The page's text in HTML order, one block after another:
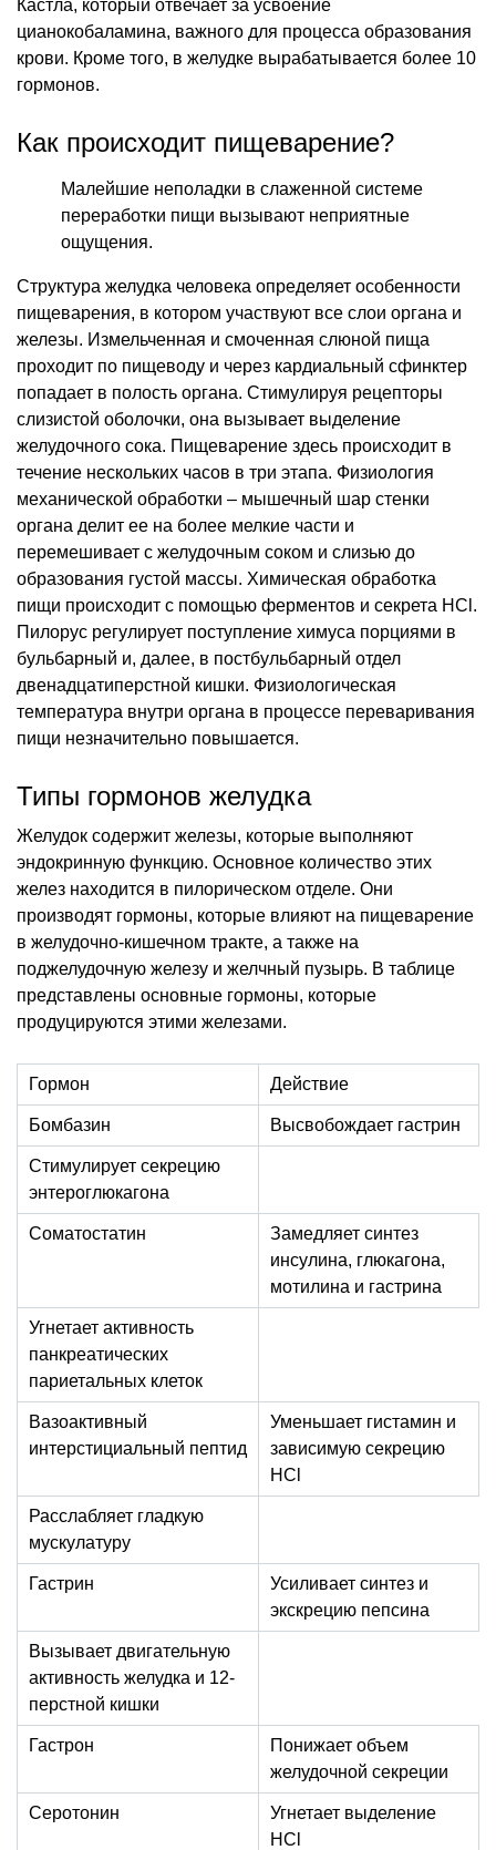
Кастла, который отвечает за усвоение
цианокобаламина, важного для процесса образования
крови. Кроме того, в желудке вырабатывается более 10
гормонов.
Как происходит пищеварение?
Малейшие неполадки в слаженной системе
переработки пищи вызывают неприятные
ощущения.
Структура желудка человека определяет особенности
пищеварения, в котором участвуют все слои органа и
железы. Измельченная и смоченная слюной пища
проходит по пищеводу и через кардиальный сфинктер
попадает в полость органа. Стимулируя рецепторы
слизистой оболочки, она вызывает выделение
желудочного сока. Пищеварение здесь происходит в
течение нескольких часов в три этапа. Физиология
механической обработки – мышечный шар стенки
органа делит ее на более мелкие части и
перемешивает с желудочным соком и слизью до
образования густой массы. Химическая обработка
пищи происходит с помощью ферментов и секрета HCl.
Пилорус регулирует поступление химуса порциями в
бульбарный и, далее, в постбульбарный отдел
двенадцатиперстной кишки. Физиологическая
температура внутри органа в процессе переваривания
пищи незначительно повышается.
Типы гормонов желудка
Желудок содержит железы, которые выполняют
эндокринную функцию. Основное количество этих
желез находится в пилорическом отделе. Они
производят гормоны, которые влияют на пищеварение
в желудочно-кишечном тракте, а также на
поджелудочную железу и желчный пузырь. В таблице
представлены основные гормоны, которые
продуцируются этими железами.
Гормон Действие
Бомбазин Высвобождает гастрин
Стимулирует секрецию
энтероглюкагона
Соматостатин
Замедляет синтез
инсулина, глюкагона,
мотилина и гастрина
Угнетает активность
панкреатических
париетальных клеток
Вазоактивный
интерстициальный пептид
Уменьшает гистамин и
зависимую секрецию
HCl
Расслабляет гладкую
мускулатуру
Гастрин
Усиливает синтез и
экскрецию пепсина
Вызывает двигательную
активность желудка и 12-
перстной кишки
Гастрон
Понижает объем
желудочной секреции
Серотонин
Угнетает выделение
HCl